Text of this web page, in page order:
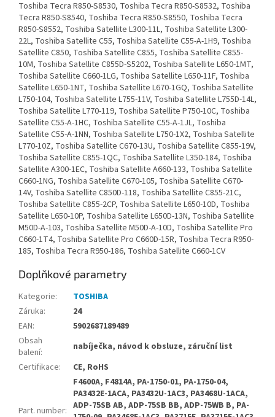
Doplňkové parametry
Kategorie:
TOSHIBA
Záruka:
24
EAN:
5902687189489
Obsah
balení:
nabíječka, návod k obsluze, záruční list
Certifikace: CE, RoHS
Part. number:
F4600A, F4814A, PA-1750-01, PA-1750-04,
PA3432E-1ACA, PA3432U-1AC3, PA3468U-1ACA,
ADP-75SB AB, ADP-75SB BB, ADP-75WB B, PA-